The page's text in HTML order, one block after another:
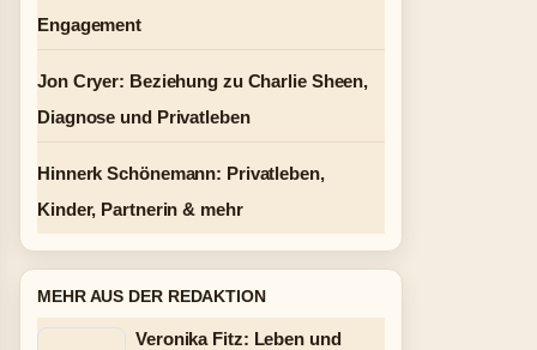
Engagement
Jon Cryer: Beziehung zu Charlie Sheen,
Diagnose und Privatleben
Hinnerk Schönemann: Privatleben,
Kinder, Partnerin & mehr
MEHR AUS DER REDAKTION
Veronika Fitz: Leben und